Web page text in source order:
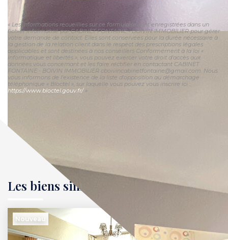
« Les informations recueillies sur ce formulaire sont enregistrées dans un
fichier informatisé par CABINET FONTAINE - BOIVIN IMMOBILIER pour gérer
votre demande de contact. Elles sont conservées pour la durée nécessaire à
la gestion de la relation client dans le respect des prescriptions légales
applicables et sont destinées à nos conseillers Conformément à la loi «
informatique et libertés », vous pouvez exercer votre droit d'accès aux
données vous concernant et les faire rectifier en contactant CABINET
FONTAINE - BOIVIN IMMOBILIER cboivincabinetfontaine@gmail.com. Nous
vous informons de l'existence de la liste d'opposition au démarchage
téléphonique « Bloctel », sur laquelle vous pouvez vous inscrire ici :
https://www.bloctel.gouv.fr/»
Les biens similaires
Nouveau